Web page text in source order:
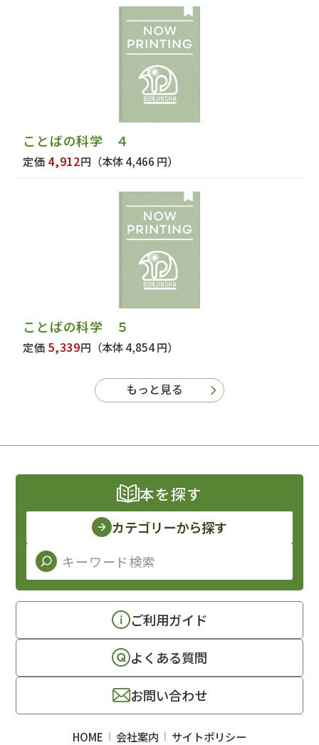
ことばの科学 ４
定価 4,912円 （本体 4,466 円）
ことばの科学 ５
定価 5,339円 （本体 4,854 円）
もっと見る
本を探す
カテゴリーから探す
ご利用ガイド
よくある質問
お問い合わせ
HOME 会社案内
サイトポリシー